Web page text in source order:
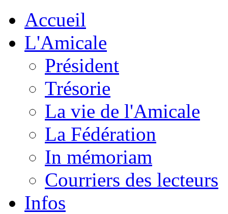
Accueil
L'Amicale
Président
Trésorie
La vie de l'Amicale
La Fédération
In mémoriam
Courriers des lecteurs
Infos